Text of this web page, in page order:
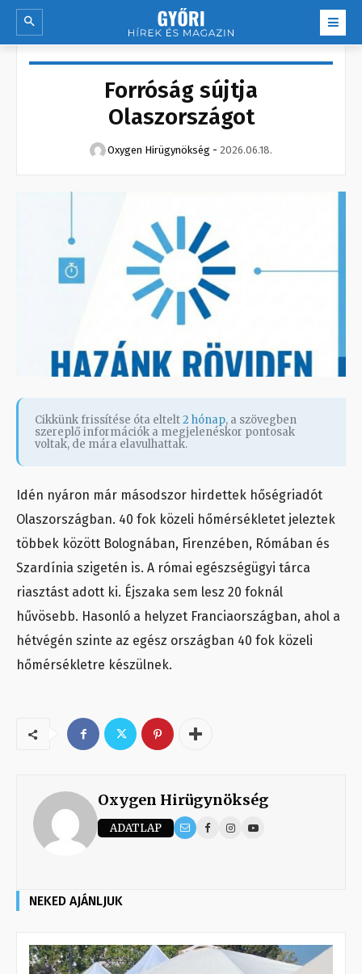
Forróság sújtja
Olaszországot
Oxygen Hirügynökség - 2026.06.18.
Cikkünk frissítése óta eltelt2 hónap, a szövegben
szereplő információk a megjelenéskor pontosak
voltak, de mára elavulhattak.
Idén nyáron már másodszor hirdettek hőségriadót
Olaszországban. 40 fok közeli hőmérsékletet jeleztek
többek között Bolognában, Firenzében, Rómában és
Szardínia szigetén is. A római egészségügyi tárca
riasztást adott ki. Éjszaka sem lesz 20 foknál
hűvösebb. Hasonló a helyzet Franciaországban, ahol a
hétvégén szinte az egész országban 40 fok közeli
hőmérsékletre készülnek.
Oxygen Hirügynökség
ADATLAP
NEKED AJÁNLJUK